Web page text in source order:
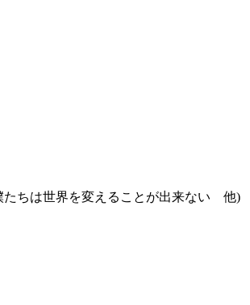
ちは世界を変えることが出来ない 他)